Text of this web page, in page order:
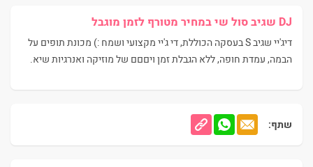
DJ שגיב סול שי במחיר מטורף לזמן מוגבל
דיג'יי שגיב S בעסקה הכוללת, די ג'יי מקצועי ושמח :) מכונת תופים על
הבמה, עמדת חופה, ללא הגבלת זמן ויםםם של מוזיקה ואנרגיות שיא.
שתף: